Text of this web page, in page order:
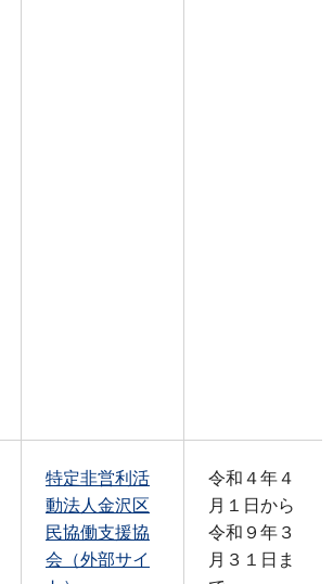
特定非営利活
動法人金沢区
民協働支援協
会（外部サイ
令和４年４
月１日から
令和９年３
月３１日ま